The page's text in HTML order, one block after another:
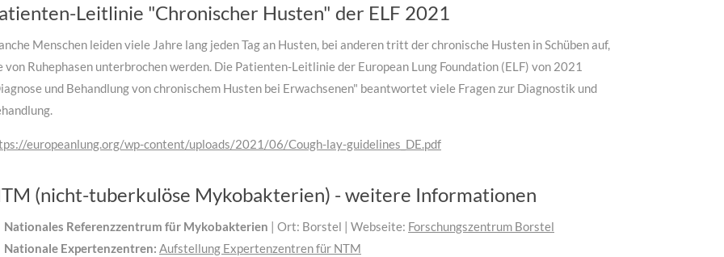
Leitlinie "Chronischer Husten" der ELF 2021
Menschen leiden viele Jahre lang jeden Tag an Husten, bei anderen tritt der chronische Husten in Schüben auf,
von Ruhephasen unterbrochen werden. Die Patienten-Leitlinie der European Lung Foundation (ELF) von 2021
und Behandlung von chronischem Husten bei Erwachsenen" beantwortet viele Fragen zur Diagnostik und
europeanlung.org/wp-content/uploads/2021/06/Cough-lay-guidelines_DE.pdf
(nicht-tuberkulöse Mykobakterien) - weitere Informationen
Nationales Referenzzentrum für Mykobakterien | Ort: Borstel | Webseite: Forschungszentrum Borstel
Nationale Expertenzentren: Aufstellung Expertenzentren für NTM